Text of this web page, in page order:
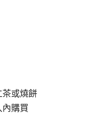
或燒餅
購買